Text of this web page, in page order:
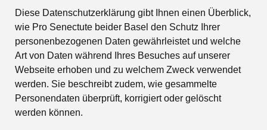
Diese Datenschutzerklärung gibt Ihnen einen Überblick,
wie Pro Senectute beider Basel den Schutz Ihrer
personenbezogenen Daten gewährleistet und welche
Art von Daten während Ihres Besuches auf unserer
Webseite erhoben und zu welchem Zweck verwendet
werden. Sie beschreibt zudem, wie gesammelte
Personendaten überprüft, korrigiert oder gelöscht
werden können.